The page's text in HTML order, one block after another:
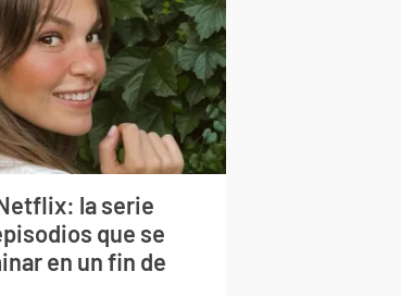
la serie
que se
en un fin de